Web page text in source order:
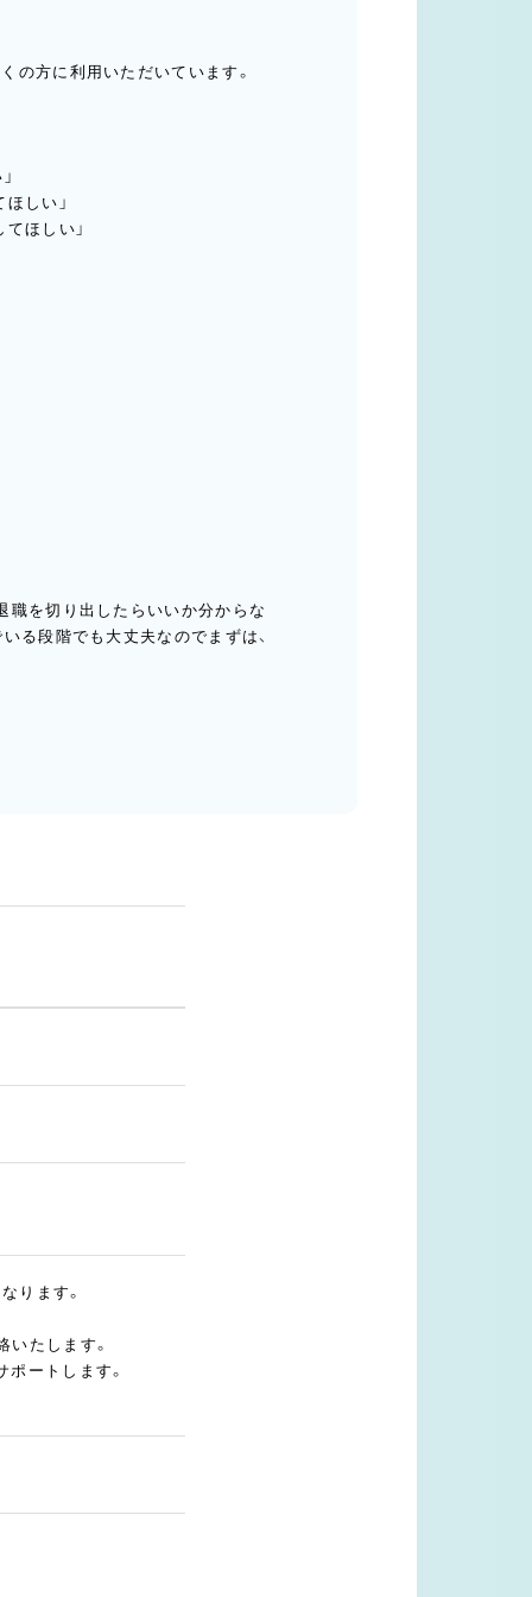
の方に利用いただいています。
しい」
ほしい」
職を切り出したらいいか分からな
る段階でも大丈夫なのでまずは、
ります。
たします。
ートします。